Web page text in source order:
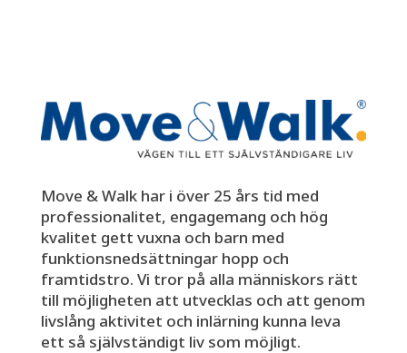
Move & Walk har i över 25 års tid med
professionalitet, engagemang och hög
kvalitet gett vuxna och barn med
funktionsnedsättningar hopp och
framtidstro. Vi tror på alla människors rätt
till möjligheten att utvecklas och att genom
livslång aktivitet och inlärning kunna leva
ett så självständigt liv som möjligt.